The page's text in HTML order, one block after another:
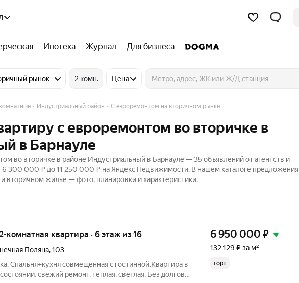
Ипотека Журнал Для бизнеса
рынок 2 комн. Цена
Индустриальный район С евроремонтом на вторичном рынке
с евроремонтом во вторичке в
в Барнауле
во вторичке в районе Индустриальный в Барнауле — 35 объявлений от агентств и
6 300 000 ₽ до 11 250 000 ₽ на Яндекс Недвижимости. В нашем каталоге предложения
вторичном жилье — фото, планировки и характеристики.
2-комнатная квартира · 6 этаж из 16
Поляна,103
Спальня+кухня совмещенная с гостинной.Квартира в
свежий ремонт, теплая, светлая. Без долгов
6 950 000 ₽
132 129 ₽ за м²
торг